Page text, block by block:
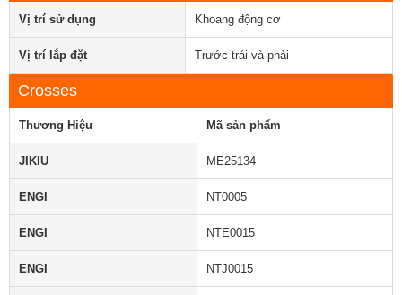
Vị trí sử dụng Khoang động cơ
Vị trí lắp đặt Trước trái và phải
Crosses
Thương Hiệu Mã sản phẩm
JIKIU ME25134
ENGI NT0005
ENGI NTE0015
ENGI NTJ0015